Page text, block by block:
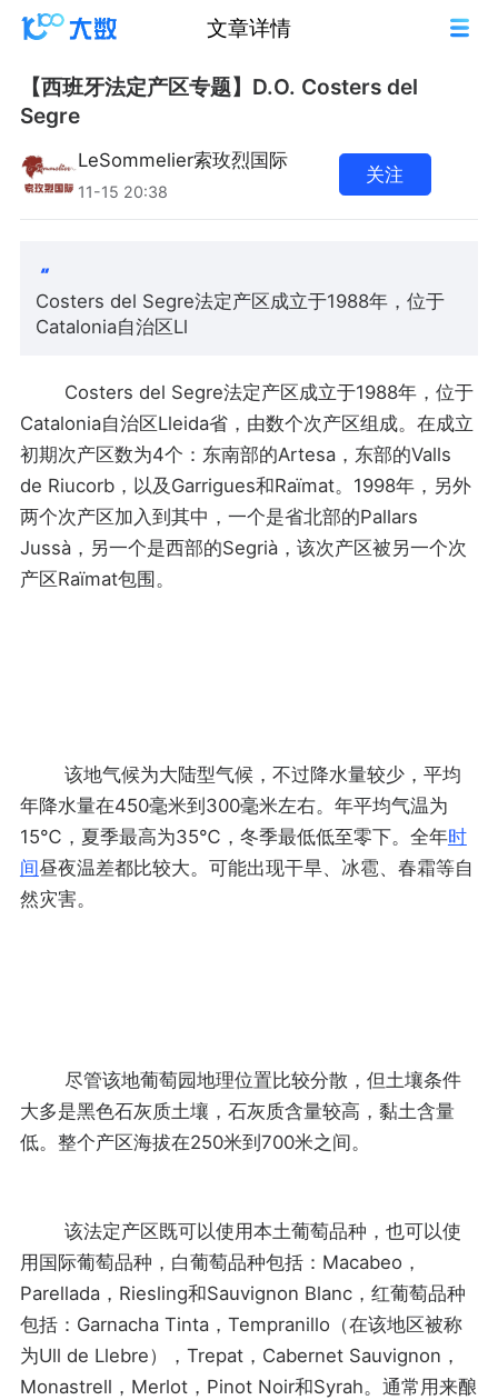
文章详情
【西班牙法定产区专题】D.O. Costers del
Segre
LeSommelier索玫烈国际
11-15 20:38
关注
Costers del Segre法定产区成立于1988年，位于
Catalonia自治区Ll
Costers del Segre法定产区成立于1988年，位于
Catalonia自治区Lleida省，由数个次产区组成。在成立
初期次产区数为4个：东南部的Artesa，东部的Valls
de Riucorb，以及Garrigues和Raïmat。1998年，另外
两个次产区加入到其中，一个是省北部的Pallars
Jussà，另一个是西部的Segrià，该次产区被另一个次
产区Raïmat包围。
该地气候为大陆型气候，不过降水量较少，平均
年降水量在450毫米到300毫米左右。年平均气温为
15℃，夏季最高为35℃，冬季最低低至零下。全年时
间昼夜温差都比较大。可能出现干旱、冰雹、春霜等自
然灾害。
尽管该地葡萄园地理位置比较分散，但土壤条件
大多是黑色石灰质土壤，石灰质含量较高，黏土含量
低。整个产区海拔在250米到700米之间。
该法定产区既可以使用本土葡萄品种，也可以使
用国际葡萄品种，白葡萄品种包括：Macabeo，
Parellada，Riesling和Sauvignon Blanc，红葡萄品种
包括：Garnacha Tinta，Tempranillo（在该地区被称
为Ull de Llebre），Trepat，Cabernet Sauvignon，
Monastrell，Merlot，Pinot Noir和Syrah。通常用来酿